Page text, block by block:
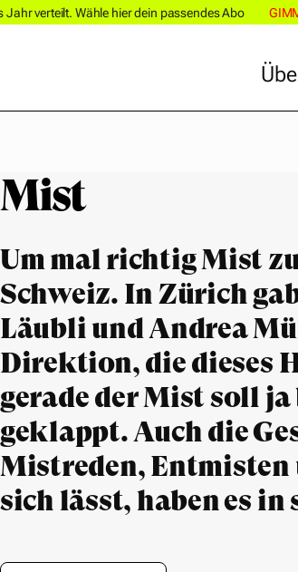
verteilt. Wähle hier dein passendes Abo
Mist
Um mal richtig Mist
Schweiz. In Zürich
Läubli und Andrea
Direktion, die dieses
gerade der Mist soll
geklappt. Auch die
Mistreden, Entmisten
sich lässt, haben es in